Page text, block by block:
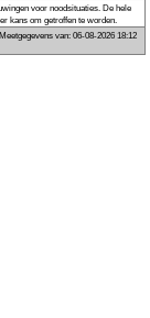
voor noodsituaties. De hele
kans om getroffen te worden.
Meetgegevens van: 06-08-2026 18:12